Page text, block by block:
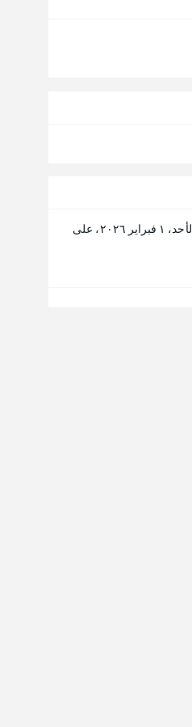
، في الأحد، ١ فبراير ٢٠٢٦، على